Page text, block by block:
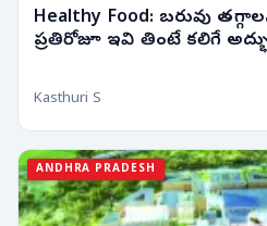
Healthy Food: బరువు
ప్రతిరోజూ ఇవి తింటే కలిగే
Kasthuri S
ANDHRA PRADESH